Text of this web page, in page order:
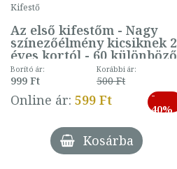
Kifestő
Az első kifestőm - Nagy
színezőélmény kicsiknek 2
éves kortól - 60 különböző
mintával (gombás)
Borító ár:
999 Ft
Korábbi ár:
500 Ft
Online ár: 599 Ft
-
40%
Kosárba